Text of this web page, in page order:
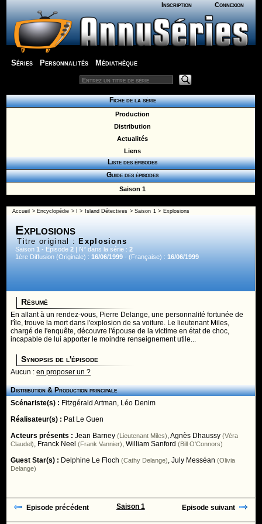
Inscription Connexion
Séries Personnalités Médiathèque
Fiche de la série
Production
Distribution
Actualités
Liens
Liste des épisodes
Guide des épisodes
Saison 1
Accueil > Encyclopédie > > Island Détectives >Saison 1> Explosions
Explosions
Titre original : Explosions
Saison1 - Episode2 | N° dans la série :2
1ère Diffusion (Originale) :16/06/1999 - (Française) :16/06/1999
Résumé
En allant à un rendez-vous, Pierre Delange, une personnalité fortunée de
l'île, trouve la mort dans l'explosion de sa voiture. Le lieutenant Miles,
chargé de l'enquête, découvre l'épouse de la victime en état de choc,
incapable de lui apporter le moindre renseignement utile...
Synopsis de l'épisode
Aucun :en proposer un ?
Distribution & Production principale
Scénariste(s) : Fitzgérald Artman, Léo Denim
Réalisateur(s) : Pat Le Guen
Acteurs présents :Jean Barney (Lieutenant Miles),Agnès Dhaussy (Véra
Claudel), Franck Neel (Frank Vannier),William Sanford (Bill O'Connors)
Guest Star(s) : Delphine Le Floch (Cathy Delange),July Messéan (Olivia
Delange)
Episode précédent Saison 1 Episode suivant